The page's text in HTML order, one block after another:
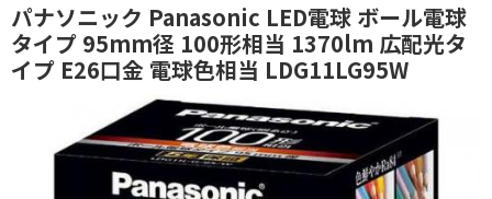
パナソニック Panasonic LED電球 ボール電球
タイプ 95mm径 100形相当 1370lm 広配光タ
イプ E26口金 電球色相当 LDG11LG95W